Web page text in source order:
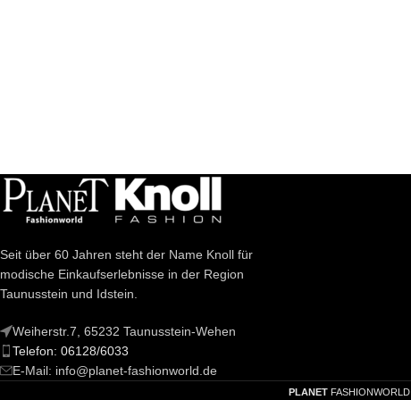
Seit über 60 Jahren steht der Name Knoll für
modische Einkaufserlebnisse in der Region
Taunusstein und Idstein.
Weiherstr.7, 65232 Taunusstein-Wehen
Telefon: 06128/6033
E-Mail: info@planet-fashionworld.de
PLANET FASHIONWORLD